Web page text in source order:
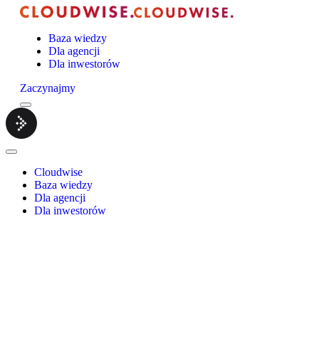
Baza wiedzy
Dla agencji
Dla inwestorów
Zaczynajmy
Menu
Cloudwise.
Close
Cloudwise
Baza wiedzy
Dla agencji
Dla inwestorów